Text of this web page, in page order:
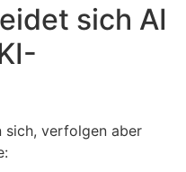
sich AI
sich, verfolgen aber